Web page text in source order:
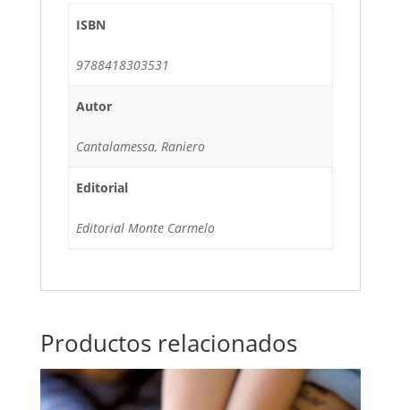
ISBN
9788418303531
Autor
Cantalamessa, Raniero
Editorial
Editorial Monte Carmelo
Productos relacionados